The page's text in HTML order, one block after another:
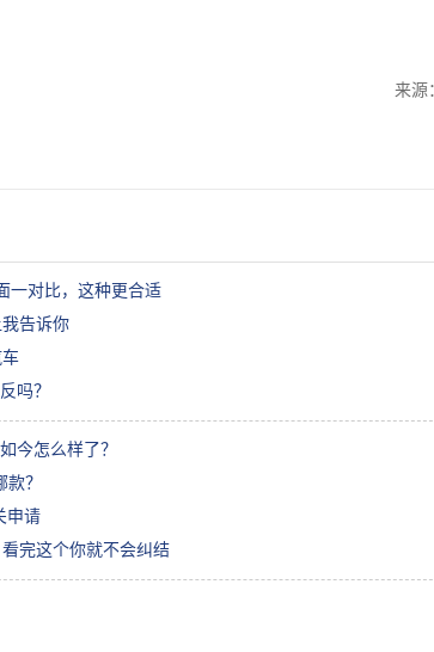
来源
一对比，这种更合适
告诉你
吗？
今怎么样了？
？
申请
完这个你就不会纠结